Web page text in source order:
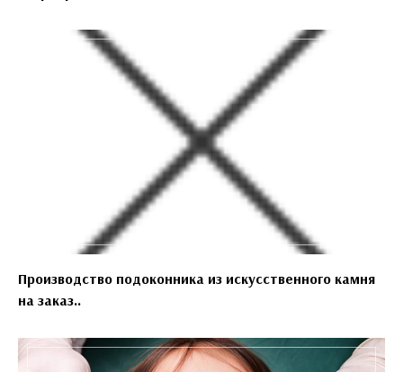
Производство подоконника из искусственного камня
на заказ..